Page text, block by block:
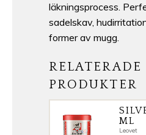
läkningsprocess.
sadelskav,
former av mugg.
RELATERADE
PRODUKTER
ML
Leovet